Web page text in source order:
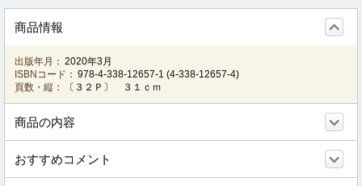
商品情報
出版年月： 2020年3月
ISBNコード： 978-4-338-12657-1 (4-338-12657-4)
頁数・縦：
〔３２Ｐ〕 ３１ｃｍ
商品の内容
おすすめコメント